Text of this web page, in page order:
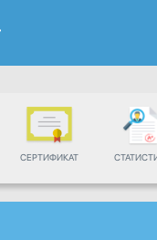
СЕРТИФИКАТ